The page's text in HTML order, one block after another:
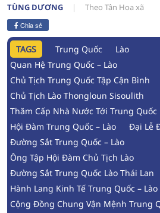
TÙNG DƯƠNG Theo Tân Hoa xã
Chia sẻ
TAGS Trung Quốc
Lào
Quan Hệ Trung Quốc – Lào
Chủ Tịch Trung Quốc Tập Cận Bình
Chủ Tịch Lào Thongloun Sisoulith
Thăm Cấp Nhà Nước Tới Trung Quốc
Hội Đàm Trung Quốc – Lào
Đại Lễ
Đường Sắt Trung Quốc – Lào
Ông Tập Hội Đàm Chủ Tịch Lào
Đường Sắt Trung Quốc Lào Thái Lan
Hành Lang Kinh Tế Trung Quốc – Lào
Cộng Đồng Chung Vận Mệnh Trung